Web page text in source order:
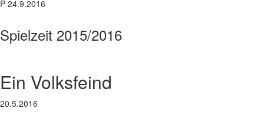
P 24.9.2016
Spielzeit 2015/2016
Ein Volksfeind
20.5.2016